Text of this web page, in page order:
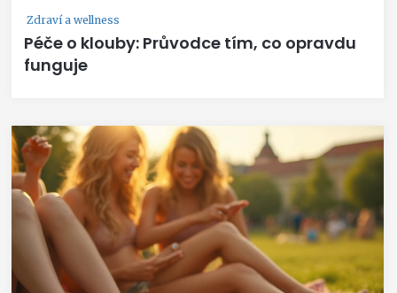
Zdraví a wellness
Péče o klouby: Průvodce tím, co opravdu
funguje